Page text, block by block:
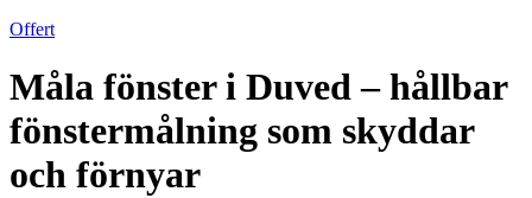
Offert
Måla fönster i Duved – hållbar
fönstermålning som skyddar
och förnyar